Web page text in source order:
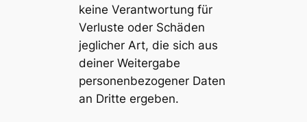
keine Verantwortung für
Verluste oder Schäden
jeglicher Art, die sich aus
deiner Weitergabe
personenbezogener Daten
an Dritte ergeben.